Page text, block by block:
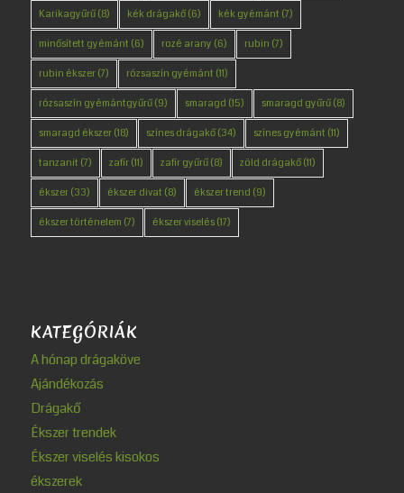
Karikagyűrű(8) kék drágakő(6) kék gyémánt (7)
minősített gyémánt (6) rozé arany (6) rubin (7)
rubin ékszer(7) rózsaszín gyémánt (11)
rózsaszín gyémántgyűrű(9) smaragd (15) smaragd gyűrű(8)
smaragd ékszer(18) színes drágakő(34) színes gyémánt (11)
tanzanit (7) zafír(11) zafír gyűrű(8) zöld drágakő(11)
ékszer(33) ékszer divat (8) ékszer trend (9)
ékszer történelem (7) ékszer viselés(17)
KATEGÓRIÁK
A hónap drágaköve
Ajándékozás
Drágakő
Ékszer trendek
Ékszer viselés kisokos
ékszerek